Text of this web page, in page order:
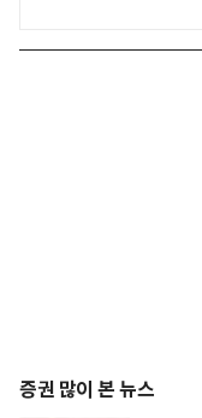
증권 많이 본 뉴스